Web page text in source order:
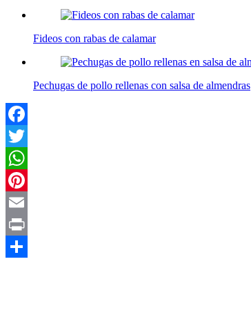
Fideos con rabas de calamar
Pechugas de pollo rellenas con salsa de almendras
Facebook
Twitter
WhatsApp
Pinterest
Email
Print